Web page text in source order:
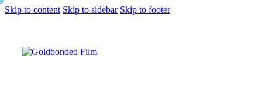
Skip to content Skip to sidebar Skip to footer